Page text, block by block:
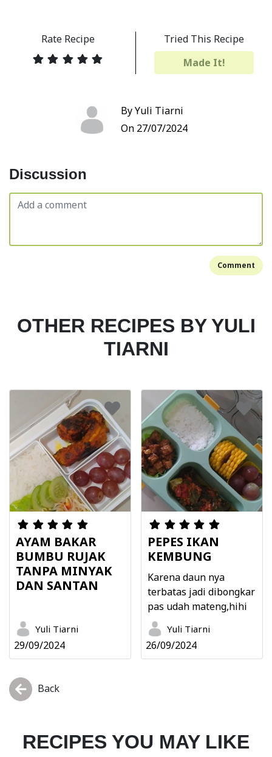
Rate Recipe
Tried This Recipe
Made It!
By Yuli Tiarni
On 27/07/2024
Discussion
Comment
OTHER RECIPES BY YULI
TIARNI
AYAM BAKAR
BUMBU RUJAK
TANPA MINYAK
DAN SANTAN
Yuli Tiarni
29/09/2024
PEPES IKAN
KEMBUNG
Karena daun nya
terbatas jadi dibongkar
pas udah mateng,hihi
Yuli Tiarni
26/09/2024
Back
RECIPES YOU MAY LIKE